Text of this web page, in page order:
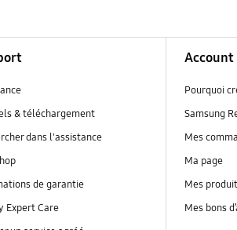
& téléchargement
dans l'assistance
de garantie
Expert Care
Account
Pourquoi
Samsung
Mes
Ma page
Mes
Mes bons